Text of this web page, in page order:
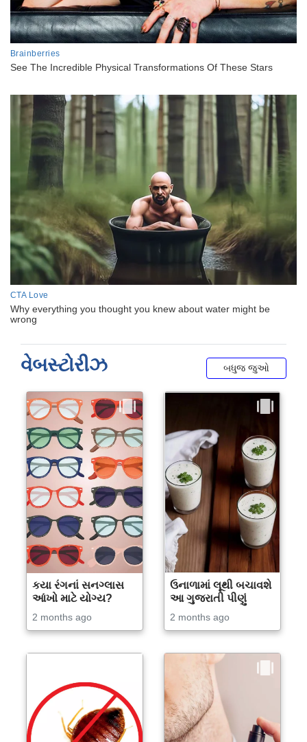
વેબસ્ટોરીઝ બધુજ જુઓ
કયા રંગનાં સનગ્લાસ
આંખો માટે યોગ્ય?
2 months ago
ઉનાળામાં લૂથી બચાવશે
આ ગુજરાતી પીણું
2 months ago